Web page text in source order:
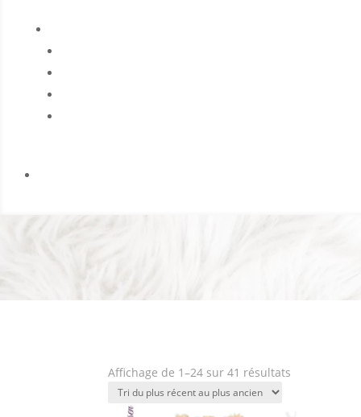
Affichage de 1–24 sur 41 résultats